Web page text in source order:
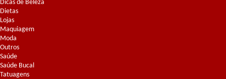
Dicas de Beleza
Dietas
Lojas
Maquiagem
Moda
Outros
Saúde
Saúde Bucal
Tatuagens